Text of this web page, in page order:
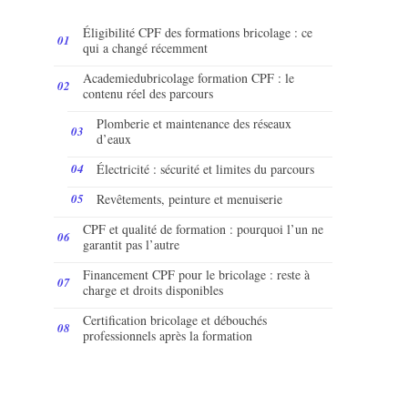
Éligibilité CPF des formations bricolage : ce
qui a changé récemment
Academiedubricolage formation CPF : le
contenu réel des parcours
Plomberie et maintenance des réseaux
d’eaux
Électricité : sécurité et limites du parcours
Revêtements, peinture et menuiserie
CPF et qualité de formation : pourquoi l’un ne
garantit pas l’autre
Financement CPF pour le bricolage : reste à
charge et droits disponibles
Certification bricolage et débouchés
professionnels après la formation